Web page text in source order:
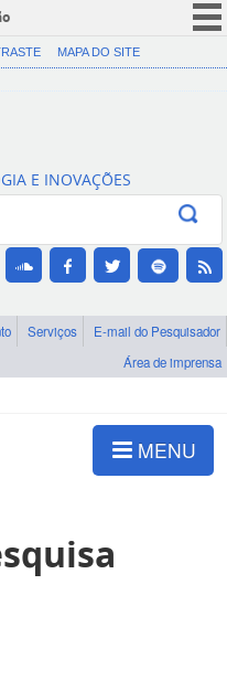
CORONAVÍRUS (COVID-19)
Canais
MAPA DO SITE
E INOVAÇÕES
Serviços
E-mail do Pesquisador
Área de imprensa
MENU